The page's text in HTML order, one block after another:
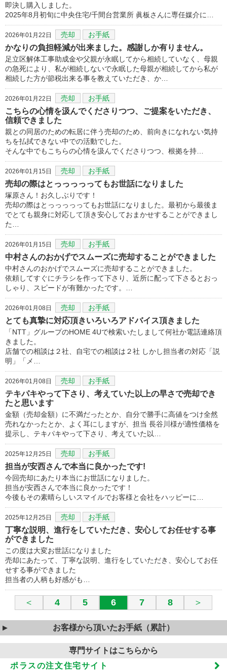
即決し購入しました。
2025年8月初旬に中央住宅/千間台営業所 眞板さんに専任媒介に…
2026年01月22日 売却 お手紙
かなりの負担軽減が出来ました。​感謝しか有りません。
足立区解体工事助成金や父親が永眠してから相続していなく、母親
の急死により、私が相続しないで永眠した母親が相続してから私が
相続した方が節税出来る事を教えていただき、か…
2026年01月22日 売却 お手紙
こちらの心情を汲んでくださりつつ、ご提案をいただき、
信頼できました
親との同居のための転居に伴う売却のため、前向きになれない気持
ちを払拭できない中での活動でした。
そんな中でもこちらの心情を汲んでくださりつつ、根拠を持…
2026年01月15日 売却 お手紙
売却の際はとっっっっってもお世話になりました
塚原さん！お久しぶりです！
売却の際はとっっっっってもお世話になりました。最初から最後ま
でとても親身に対応して頂き安心しておまかせすることができまし
た…
2026年01月15日 売却 お手紙
中村さんのおかげでスムーズに売却することができました
中村さんのおかげでスムーズに売却することができました。
依頼してすぐにチラシを作って下さり、近所に配って下さるとおっ
しゃり、スピードが有難かったです。…
2026年01月08日 売却 お手紙
とても真摯に対応頂きいろいろアドバイス頂きました
「NTT」グループのHOME 4Uで検索いたしまして何社か電話連絡頂
きました。
店舗での相談は２社、自宅での相談は２社 しかし担当者の対応「説
明」「メ…
2026年01月08日 売却 お手紙
テキパキやって下さり、考えていた以上の早さで売却でき
たと思います
金額（売却金額）に不満だったとか、自分で勝手に高値をつけ全然
売れなかったとか、よく耳にしますが、担当 長谷川様が適性価格を
提示し、テキパキやって下さり、考えていた以…
2025年12月25日 売却 お手紙
担当が安西さんで本当に良かったです!
今回売却にあたり本当にお世話になりました。
担当が安西さんで本当に良かったです！
今後もその素晴らしいスマイルでお客様と会社をハッピーに…
2025年12月25日 売却 お手紙
丁寧な説明、進行をしていただき、安心してお任せする事
ができました
この度は大変お世話になりました
売却にあたって、丁寧な説明、進行をしていただき、安心してお任
せする事ができました
担当者の人柄も好感がも…
＜ 4 5 6 7 8 ＞
お客様から頂いたお手紙（累計）
専門サイトはこちらから
ポラスの注文住宅サイト